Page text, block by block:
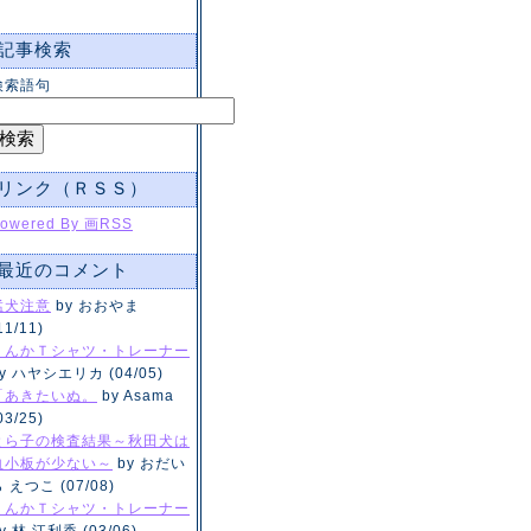
事検索
索語句
ンク（ＲＳＳ）
By 画RSS
近のコメント
犬注意 by おおやま
11)
んかＴシャツ・トレーナー
ハヤシエリカ (04/05)
あきたいぬ。
by Asama
25)
ら子の検査結果～秋田犬は
小板が少ない～ by おだい
えつこ (07/08)
んかＴシャツ・トレーナー